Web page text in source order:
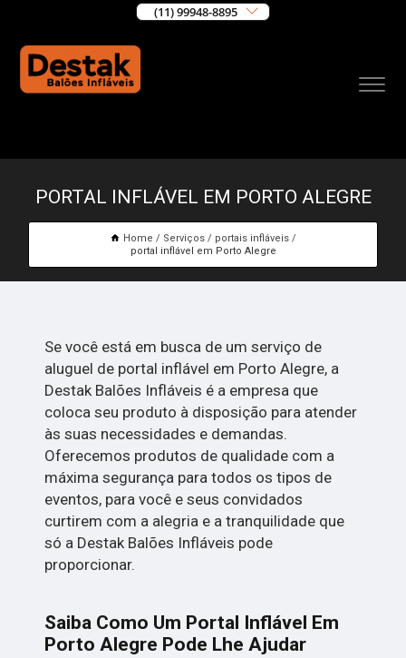
(11) 99948-8895
PORTAL INFLÁVEL EM PORTO ALEGRE
Home Serviços
portais infláveis
portal inflável em Porto Alegre
Se você está em busca de um serviço de
aluguel de portal inflável em Porto Alegre, a
Destak Balões Infláveis é a empresa que
coloca seu produto à disposição para atender
às suas necessidades e demandas.
Oferecemos produtos de qualidade com a
máxima segurança para todos os tipos de
eventos, para você e seus convidados
curtirem com a alegria e a tranquilidade que
só a Destak Balões Infláveis pode
proporcionar.
Saiba Como Um Portal Inflável Em
Porto Alegre Pode Lhe Ajudar